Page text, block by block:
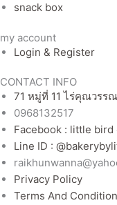
snack box
my account
Login & Register
CONTACT INFO
71 หมู่ที่ 11 ไร่คุณวรร
0968132517
Facebook : little
Line ID :
Privacy Policy
Terms And